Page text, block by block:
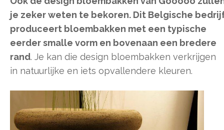
je zeker weten te bekoren. Dit Belgische
produceert bloembakken met een typische
eerder smalle vorm en bovenaan een bredere
rand. Je kan die design bloembakken verkrijgen
in natuurlijke en iets opvallendere kleuren.